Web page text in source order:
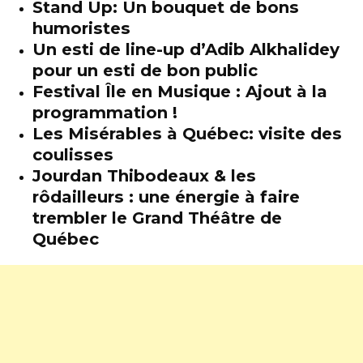
Stand Up: Un bouquet de bons
humoristes
Un esti de line-up d’Adib Alkhalidey
pour un esti de bon public
Festival Île en Musique : Ajout à la
programmation !
Les Misérables à Québec: visite des
coulisses
Jourdan Thibodeaux & les
rôdailleurs : une énergie à faire
trembler le Grand Théâtre de
Québec